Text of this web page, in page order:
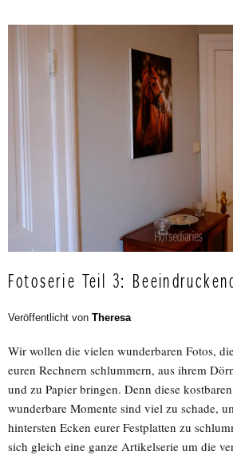
Fotoserie Teil 3:
Veröffentlicht von Theresa
Wir wollen die vielen wunderbaren Fotos,
euren Rechnern schlummern, aus ihrem
und zu Papier bringen. Denn diese
wunderbare Momente sind viel zu schade,
hintersten Ecken eurer Festplatten zu
sich gleich eine ganze Artikelserie um die